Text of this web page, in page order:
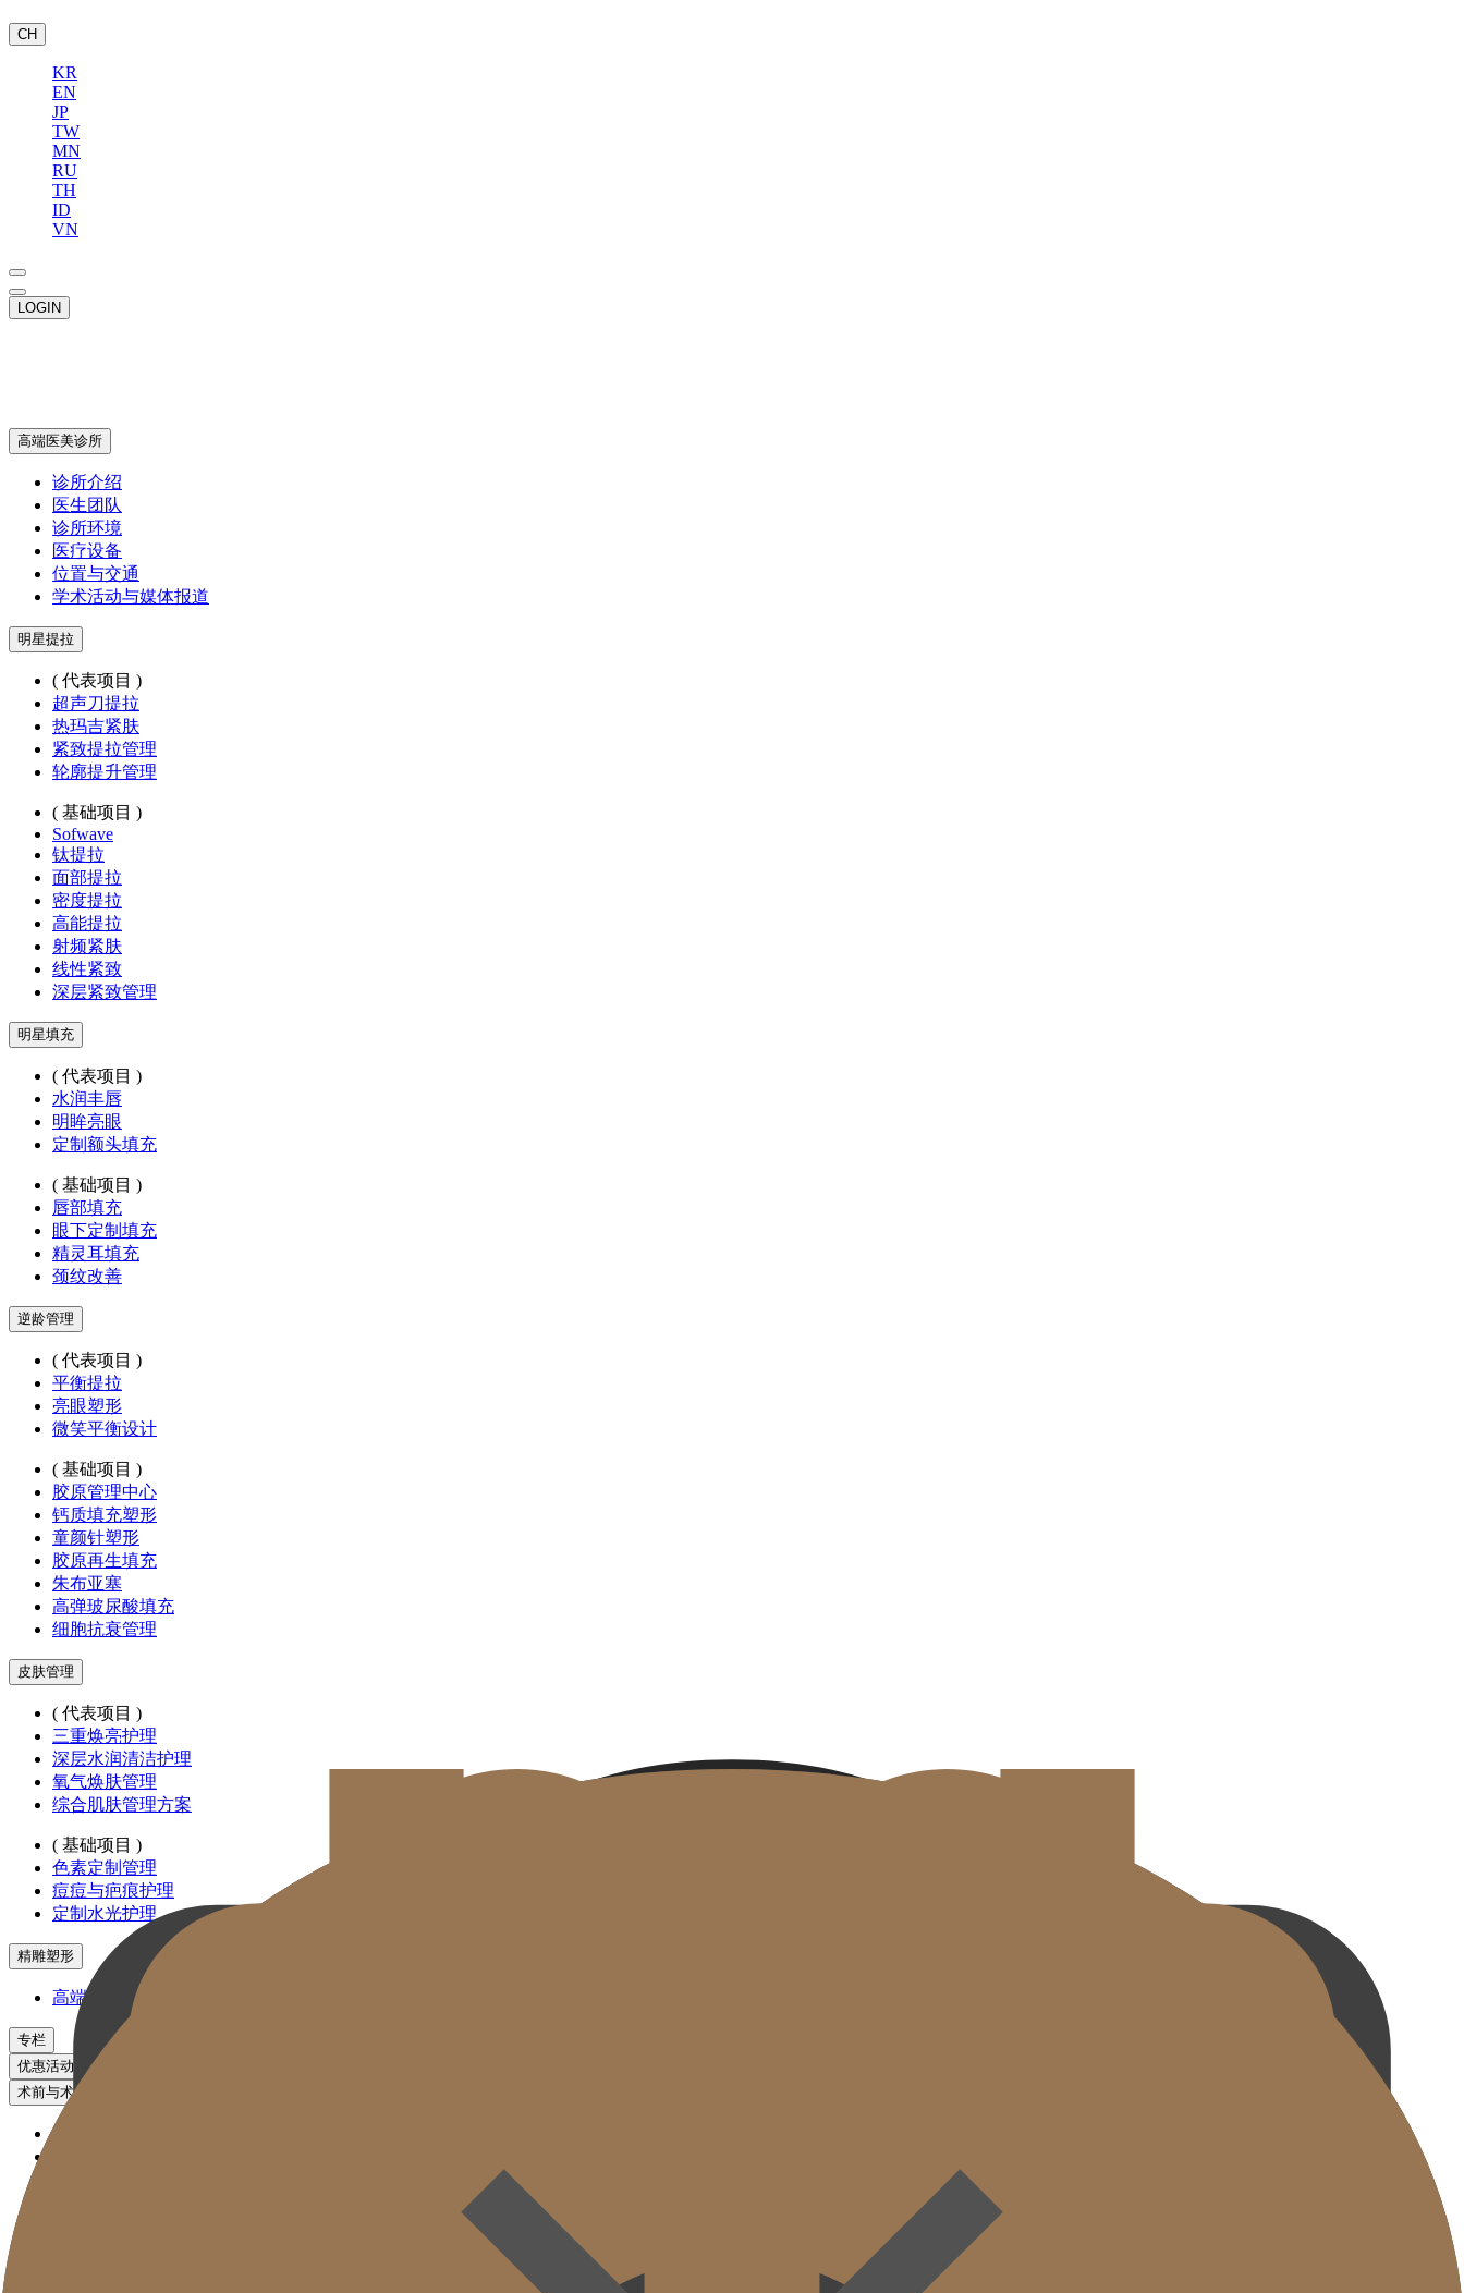
CH
KR
EN
JP
TW
MN
RU
TH
ID
VN
LOGIN
高端医美诊所
诊所介绍
医生团队
诊所环境
医疗设备
位置与交通
学术活动与媒体报道
明星提拉
( 代表项目 )
超声刀提拉
热玛吉紧肤
紧致提拉管理
轮廓提升管理
( 基础项目 )
Sofwave
钛提拉
面部提拉
密度提拉
高能提拉
射频紧肤
线性紧致
深层紧致管理
明星填充
( 代表项目 )
水润丰唇
明眸亮眼
定制额头填充
( 基础项目 )
唇部填充
眼下定制填充
精灵耳填充
颈纹改善
逆龄管理
( 代表项目 )
平衡提拉
亮眼塑形
微笑平衡设计
( 基础项目 )
胶原管理中心
钙质填充塑形
童颜针塑形
胶原再生填充
朱布亚塞
高弹玻尿酸填充
细胞抗衰管理
皮肤管理
( 代表项目 )
三重焕亮护理
深层水润清洁护理
氧气焕肤管理
综合肌肤管理方案
( 基础项目 )
色素定制管理
痘痘与疤痕护理
定制水光护理
精雕塑形
高端脂肪管理方案
专栏
优惠活动
术前与术后对比
促销活动